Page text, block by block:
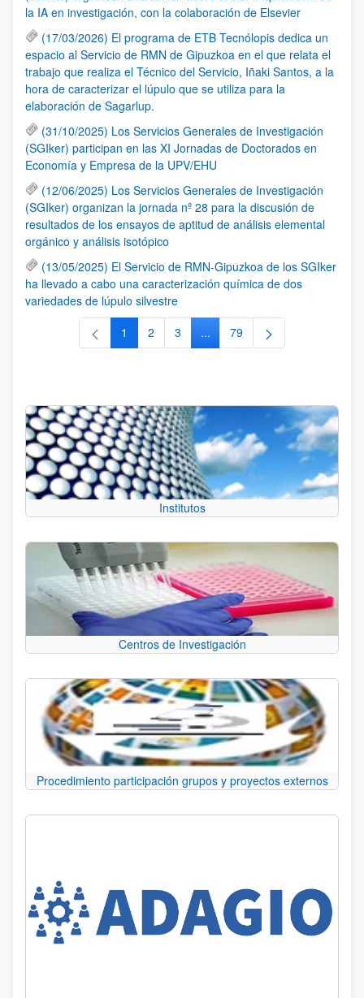
la IA en investigación, con la colaboración de Elsevier
(17/03/2026) El programa de ETB Tecnólopis dedica un
espacio al Servicio de RMN de Gipuzkoa en el que relata el
trabajo que realiza el Técnico del Servicio, Iñaki Santos, a la
hora de caracterizar el lúpulo que se utiliza para la
elaboración de Sagarlup.
(31/10/2025) Los Servicios Generales de Investigación
(SGIker) participan en las XI Jornadas de Doctorados en
Economía y Empresa de la UPV/EHU
(12/06/2025) Los Servicios Generales de Investigación
(SGIker) organizan la jornada nº 28 para la discusión de
resultados de los ensayos de aptitud de análisis elemental
orgánico y análisis isotópico
(13/05/2025) El Servicio de RMN-Gipuzkoa de los SGIker
ha llevado a cabo una caracterización química de dos
variedades de lúpulo silvestre
Página
1 Página
2 Página
3 ...Páginas intermedias Use TAB
Página
79
Institutos
Centros de Investigación
Procedimiento participación grupos y proyectos externos